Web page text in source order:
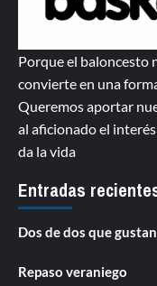
Porque el baloncesto
convierte en una
Queremos aportar
al aficionado el
da la vida
Entradas
Dos de dos que gustan
Repaso veraniego